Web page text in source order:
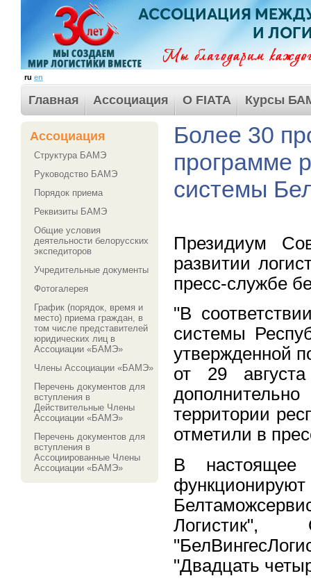
ru en
Главная Ассоциация О FIATA Курсы
Ассоциация
Структура БАМЭ
Руководство БАМЭ
Порядок приема
Реквизиты БАМЭ
Общие условия
деятельности белорусских
экспедиторов
Учредительные документы
Фотогалерея
График (порядок, время и
место) приема граждан, в
том числе представителей
юридических лиц в
Ассоциации «БАМЭ»
Члены Ассоциации «БАМЭ»
Перечень документов для
вступления в
Действительные Члены
Ассоциации «БАМЭ»
Перечень документов для
вступления в
Ассоциированные Члены
Ассоциации «БАМЭ»
Более 30
программе
системы
Президиум
развитии
пресс-службе
"В
системы
утвержденной
от 29
территории
отметили в
В
Логистик",
"Двадцать